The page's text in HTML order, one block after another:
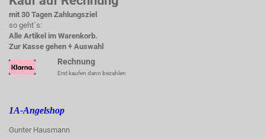
mit 30 Tagen Zahlungsziel
so geht´s:
Alle Artikel im Warenkorb.
Zur Kasse gehen + Auswahl
Rechnung
Erst kaufen dann bezahlen
1A-Angelshop
Gunter Hausmann